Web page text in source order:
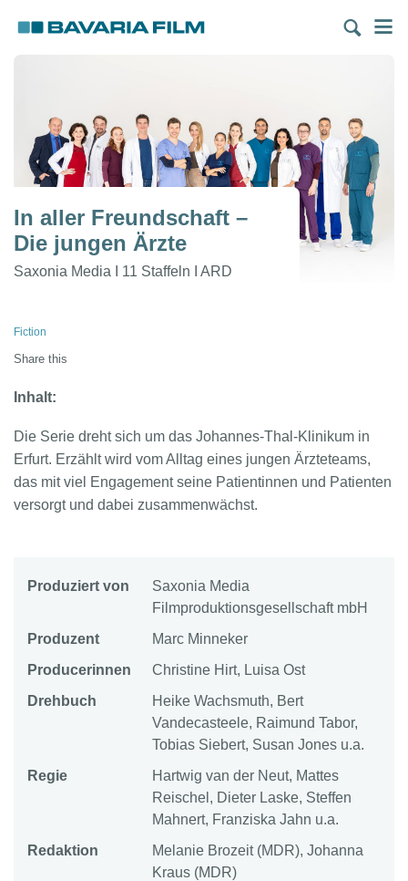
zum
In aller Freundschaft –
Die jungen Ärzte
Saxonia Media I 11 Staffeln I ARD
Pfadnavigation
Fiction
Share this
Inhalt:
Die Serie dreht sich um das Johannes-Thal-Klinikum in
Erfurt. Erzählt wird vom Alltag eines jungen Ärzteteams,
das mit viel Engagement seine Patientinnen und Patienten
versorgt und dabei zusammenwächst.
Produziert von
Saxonia Media
Filmproduktionsgesellschaft mbH
Produzent
Marc Minneker
Producerinnen
Christine Hirt, Luisa Ost
Drehbuch
Heike Wachsmuth, Bert
Vandecasteele, Raimund Tabor,
Tobias Siebert, Susan Jones u.a.
Regie
Hartwig van der Neut, Mattes
Reischel, Dieter Laske, Steffen
Mahnert, Franziska Jahn u.a.
Redaktion
Melanie Brozeit (MDR), Johanna
Kraus (MDR)